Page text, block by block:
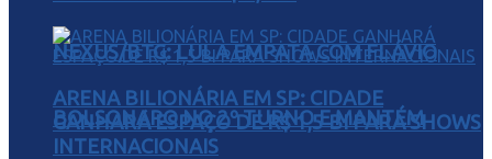
NEXUS/BTG: LULA EMPATA COM FLÁVIO
BOLSONARO NO 2º TURNO E MANTÉM
ARENA BILIONÁRIA EM SP: CIDADE
GANHARÁ ESPAÇO DE R$ 1,5 BI PARA SHOWS
INTERNACIONAIS